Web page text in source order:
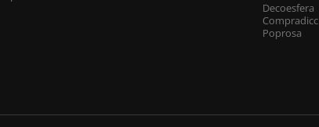
Decoesfera
Poprosa